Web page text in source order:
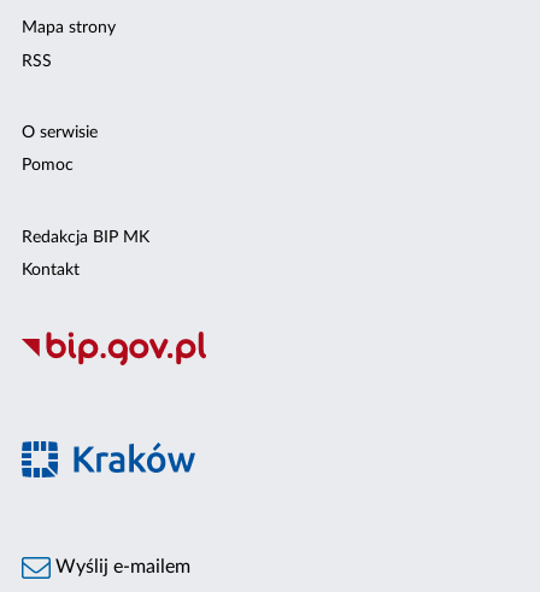
Mapa strony
RSS
O serwisie
Pomoc
Redakcja BIP MK
Kontakt
Wyślij e-mailem